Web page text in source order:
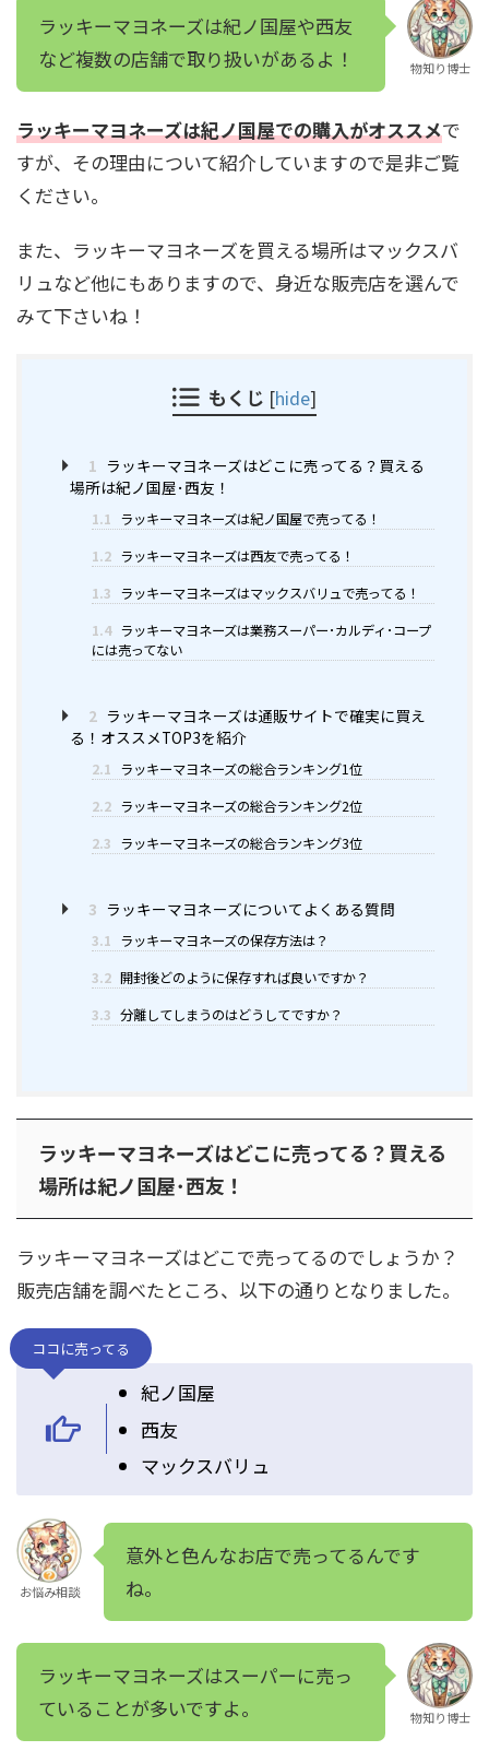
ラッキーマヨネーズは紀ノ国屋や西友
など複数の店舗で取り扱いがあるよ！
物知り博士
ラッキーマヨネーズは紀ノ国屋での購入がオススメで
すが、その理由について紹介していますので是非ご覧
ください。
また、ラッキーマヨネーズを買える場所はマックスバ
リュなど他にもありますので、身近な販売店を選んで
みて下さいね！
もくじ [hide]
1 ラッキーマヨネーズはどこに売ってる？買える
場所は紀ノ国屋･西友！
1.1 ラッキーマヨネーズは紀ノ国屋で売ってる！
1.2 ラッキーマヨネーズは西友で売ってる！
1.3 ラッキーマヨネーズはマックスバリュで売ってる！
1.4 ラッキーマヨネーズは業務スーパー･カルディ･コープ
には売ってない
2 ラッキーマヨネーズは通販サイトで確実に買え
る！オススメTOP3を紹介
2.1 ラッキーマヨネーズの総合ランキング1位
2.2 ラッキーマヨネーズの総合ランキング2位
2.3 ラッキーマヨネーズの総合ランキング3位
3 ラッキーマヨネーズについてよくある質問
3.1 ラッキーマヨネーズの保存方法は？
3.2 開封後どのように保存すれば良いですか？
3.3 分離してしまうのはどうしてですか？
ラッキーマヨネーズはどこに売ってる？買える
場所は紀ノ国屋･西友！
ラッキーマヨネーズはどこで売ってるのでしょうか？
販売店舗を調べたところ、以下の通りとなりました。
ココに売ってる
紀ノ国屋
西友
マックスバリュ
お悩み相談
意外と色んなお店で売ってるんです
ね。
ラッキーマヨネーズはスーパーに売っ
ていることが多いですよ。
物知り博士